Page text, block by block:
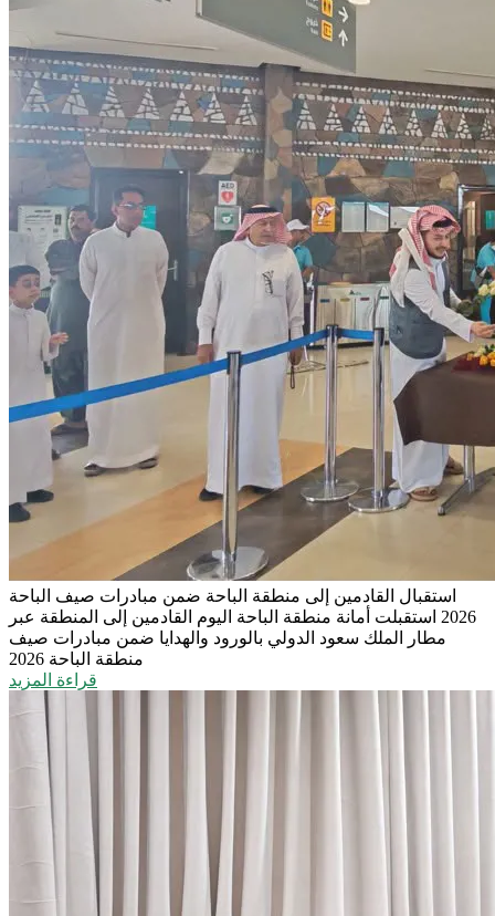
استقبال القادمين إلى منطقة الباحة ضمن مبادرات صيف الباحة
2026 استقبلت أمانة منطقة الباحة اليوم القادمين إلى المنطقة عبر
مطار الملك سعود الدولي بالورود والهدايا ضمن مبادرات صيف
منطقة الباحة 2026
قراءة المزيد